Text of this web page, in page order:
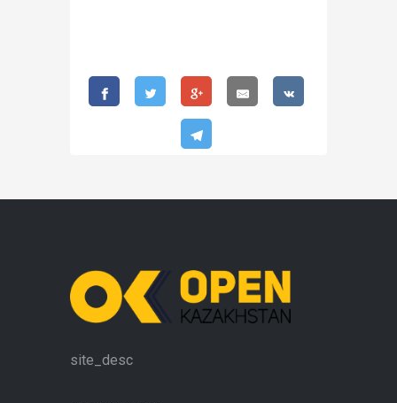
site_desc